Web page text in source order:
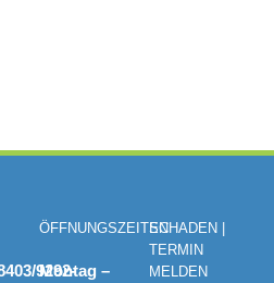
9292-
ÖFFNUNGSZEITEN
Montag –
SCHADEN |
TERMIN
MELDEN